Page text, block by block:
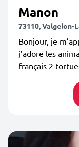
Manon
73110, Valgelon-
Bonjour, je
j’adore les
français 2